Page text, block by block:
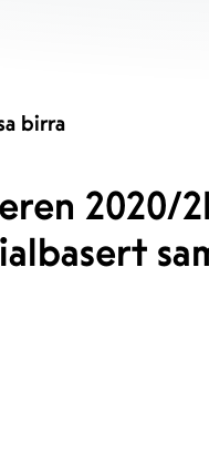
birra
2020/